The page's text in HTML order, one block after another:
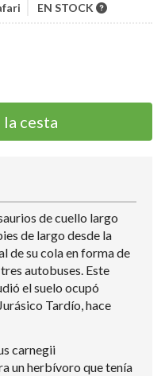
EN STOCK
cesta
de cuello largo
de largo desde la
de su cola en forma de
autobuses. Este
el suelo ocupó
Tardío, hace
carnegii
un herbívoro que tenía